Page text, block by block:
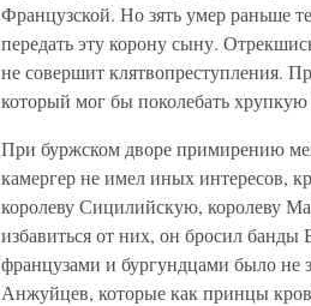
Французской. Но зять умер раньше
передать эту корону сыну.
не совершит клятвопреступления.
который мог бы поколебать
При буржском дворе примирению
камергер не имел иных интересов,
королеву Сицилийскую, королеву
избавиться от них, он бросил
французами и бургундцами было не
Анжуйцев, которые как принцы